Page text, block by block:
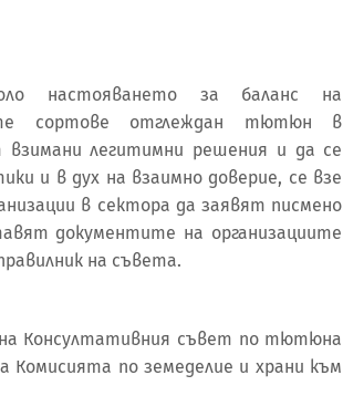
настояването за баланс на
сортове отглеждан тютюн в
легитимни решения и да се
и в дух на взаимно доверие, се взе
в сектора да заявят писмено
документите на организациите
на съвета.
Консултативния съвет по тютюна
Комисията по земеделие и храни към